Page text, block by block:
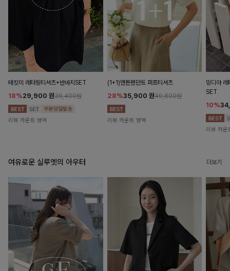
테킷미 레터링티셔츠+반바지SET
18%29,900 원36,400원
리뷰 카운트 영역
(1+1)앤튼펜던트 퍼프티셔츠
28%35,900 원49,800원
리뷰 카운트 영역
밍디아 레
SET
10%
리뷰 카운
여유로운 실루엣의 아우터 더보기